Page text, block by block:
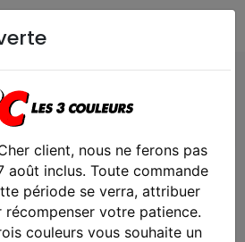
6m x 100m
client, nous ne ferons pas
août inclus. Toute commande
période se verra, attribuer
récompenser votre patience.
couleurs vous souhaite un